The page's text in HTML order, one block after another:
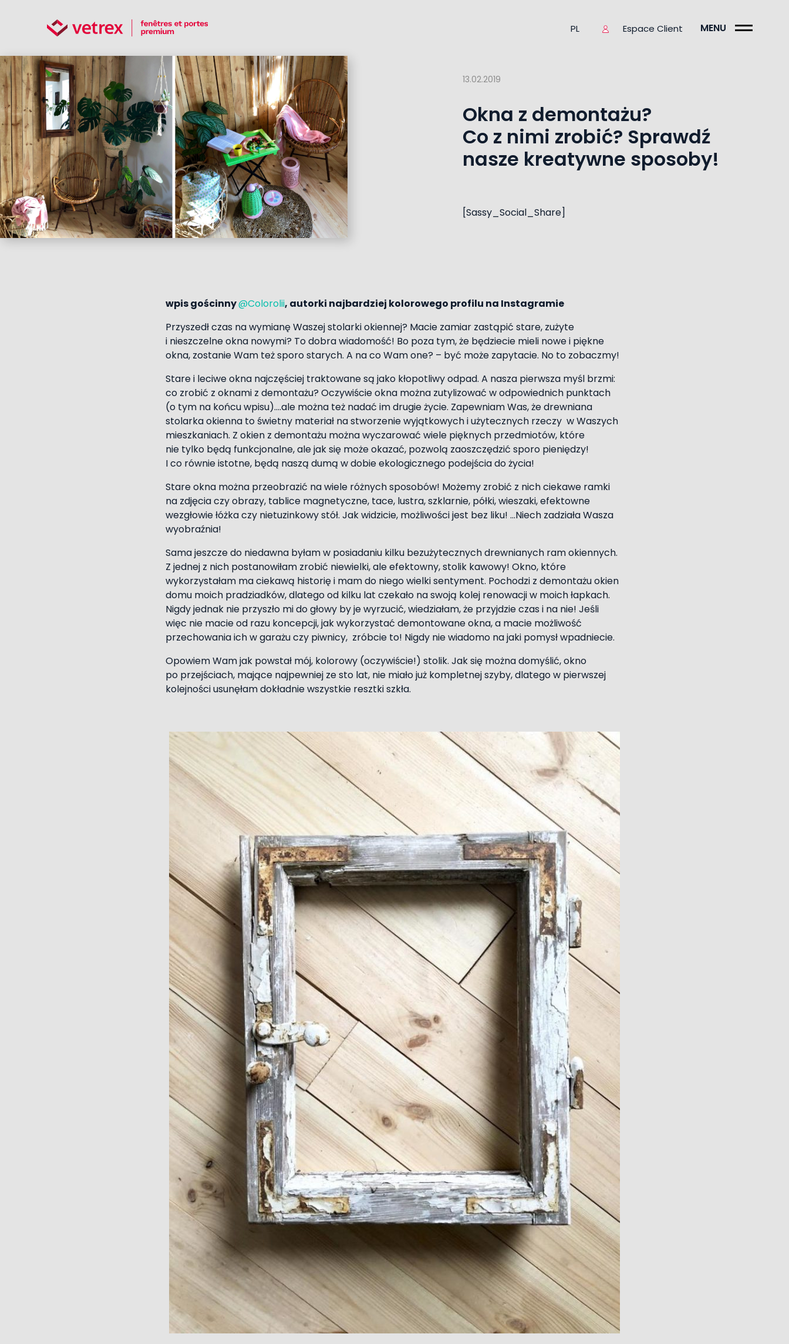
PL Espace Client MENU
13.02.2019
Okna z demontażu?
Co z nimi zrobić? Sprawdź
nasze kreatywne sposoby!
[Sassy_Social_Share]
wpis gościnny@Colorolii, autorki najbardziej kolorowego profilu na Instagramie
Przyszedł czas na wymianę Waszej stolarki okiennej? Macie zamiar zastąpić stare, zużyte
i nieszczelne okna nowymi? To dobra wiadomość! Bo poza tym, że będziecie mieli nowe i piękne
okna, zostanie Wam też sporo starych. A na co Wam one? – być może zapytacie. No to zobaczmy!
Stare i leciwe okna najczęściej traktowane są jako kłopotliwy odpad. A nasza pierwsza myśl brzmi:
co zrobić z oknami z demontażu? Oczywiście okna można zutylizować w odpowiednich punktach
(o tym na końcu wpisu)….ale można też nadać im drugie życie. Zapewniam Was, że drewniana
stolarka okienna to świetny materiał na stworzenie wyjątkowych i użytecznych rzeczy w Waszych
mieszkaniach. Z okien z demontażu można wyczarować wiele pięknych przedmiotów, które
nie tylko będą funkcjonalne, ale jak się może okazać, pozwolą zaoszczędzić sporo pieniędzy!
I co równie istotne, będą naszą dumą w dobie ekologicznego podejścia do życia!
Stare okna można przeobrazić na wiele różnych sposobów! Możemy zrobić z nich ciekawe ramki
na zdjęcia czy obrazy, tablice magnetyczne, tace, lustra, szklarnie, półki, wieszaki, efektowne
wezgłowie łóżka czy nietuzinkowy stół. Jak widzicie, możliwości jest bez liku! …Niech zadziała Wasza
wyobraźnia!
Sama jeszcze do niedawna byłam w posiadaniu kilku bezużytecznych drewnianych ram okiennych.
Z jednej z nich postanowiłam zrobić niewielki, ale efektowny, stolik kawowy! Okno, które
wykorzystałam ma ciekawą historię i mam do niego wielki sentyment. Pochodzi z demontażu okien
domu moich pradziadków, dlatego od kilku lat czekało na swoją kolej renowacji w moich łapkach.
Nigdy jednak nie przyszło mi do głowy by je wyrzucić, wiedziałam, że przyjdzie czas i na nie! Jeśli
więc nie macie od razu koncepcji, jak wykorzystać demontowane okna, a macie możliwość
przechowania ich w garażu czy piwnicy, zróbcie to! Nigdy nie wiadomo na jaki pomysł wpadniecie.
Opowiem Wam jak powstał mój, kolorowy (oczywiście!) stolik. Jak się można domyślić, okno
po przejściach, mające najpewniej ze sto lat, nie miało już kompletnej szyby, dlatego w pierwszej
kolejności usunęłam dokładnie wszystkie resztki szkła.